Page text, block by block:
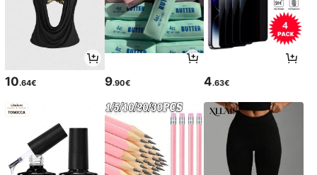
10.64€ 9.90€ 4.63€